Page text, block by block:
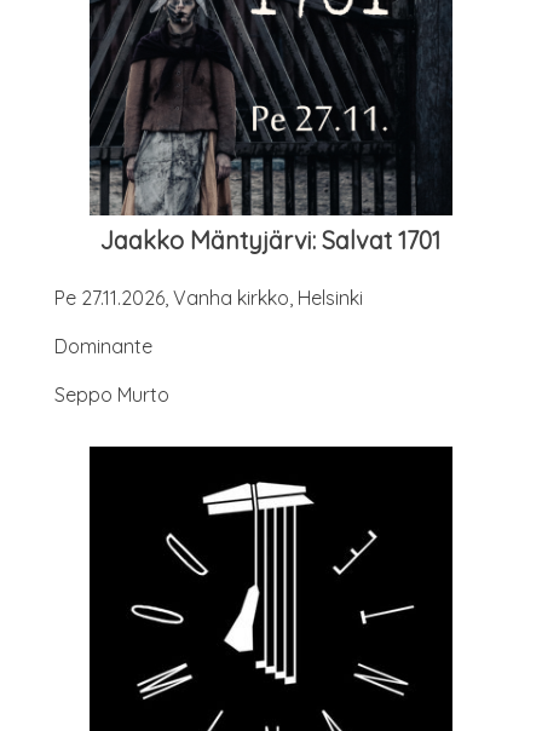
Jaak­ko Män­ty­jär­vi: Sal­vat 1701
Pe 27.11.2026, Van­ha kirk­ko, Helsinki
Domi­nan­te
Sep­po Murto